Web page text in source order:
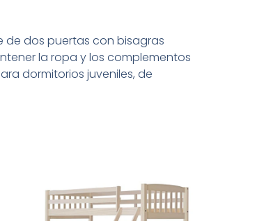
de dos puertas con bisagras
la ropa y los complementos
dormitorios juveniles, de